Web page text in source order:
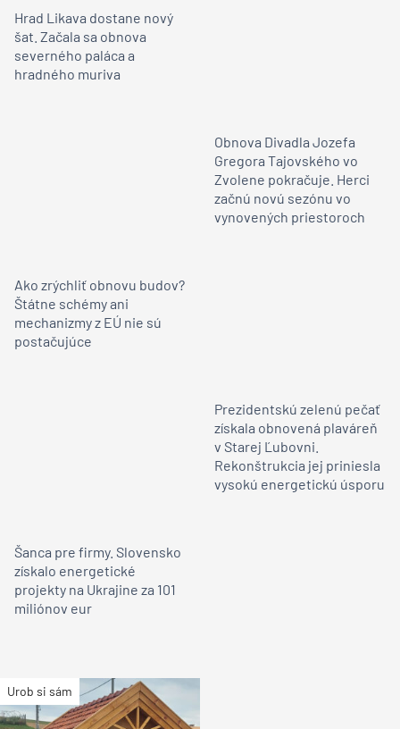
Hrad Likava dostane nový
šat. Začala sa obnova
severného paláca a
hradného muriva
Obnova Divadla Jozefa
Gregora Tajovského vo
Zvolene pokračuje. Herci
začnú novú sezónu vo
vynovených priestoroch
Ako zrýchliť obnovu budov?
Štátne schémy ani
mechanizmy z EÚ nie sú
postačujúce
Prezidentskú zelenú pečať
získala obnovená plaváreň
v Starej Ľubovni.
Rekonštrukcia jej priniesla
vysokú energetickú úsporu
Šanca pre firmy. Slovensko
získalo energetické
projekty na Ukrajine za 101
miliónov eur
Urob si sám